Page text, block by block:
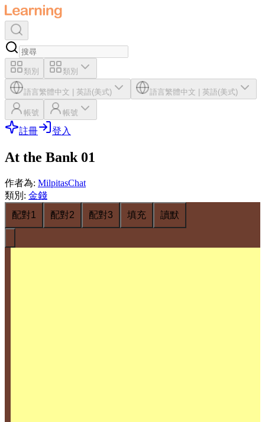
類別 類別
語言繁體中文 英語(美式) 語言繁體中文 英語(美式)
帳號 帳號
註冊 登入
At the Bank 01
作者為: MilpitasChat
類別 : 金錢
配對1
配對2 配對3 填充 讀默